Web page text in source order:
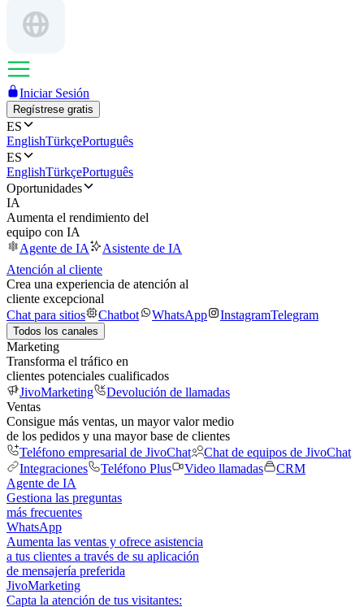
Iniciar Sesión
Regístrese gratis
ES
EnglishTürkçePortuguês
ES
EnglishTürkçePortuguês
Oportunidades
IA
Aumenta el rendimiento del
equipo con IA
Agente de IA
Asistente de IA
Atención al cliente
Crea una experiencia de atención al
cliente excepcional
Chat para sitios
Chatbot WhatsApp InstagramTelegram
Todos los canales
Marketing
Transforma el tráfico en
clientes potenciales cualificados
JivoMarketing
Devolución de llamadas
Ventas
Consigue más ventas, un mayor valor medio
de los pedidos y una mayor base de clientes
Teléfono empresarial de JivoChat
Chat de equipos de JivoChat
Integraciones
Teléfono Plus Video llamadas
CRM
Agente de IA
Gestiona las preguntas
más frecuentes
WhatsApp
Aumenta las ventas y ofrece asistencia
a tus clientes a través de su aplicación
de mensajería preferida
JivoMarketing
Capta la atención de tus visitantes: